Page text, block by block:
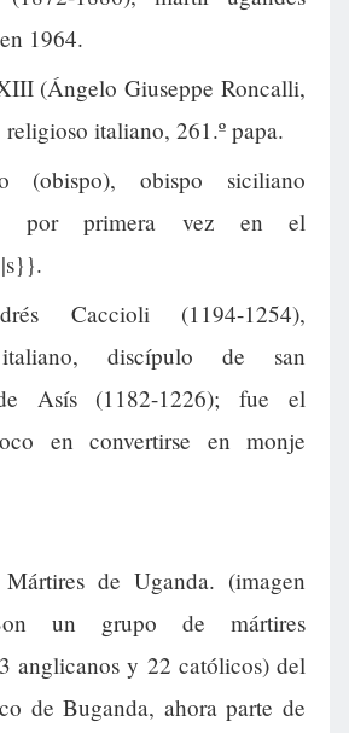
1964.
(Ángelo Giuseppe Roncalli,
italiano, 261.º papa.
(obispo), obispo siciliano
por primera vez en el
Caccioli (1194-1254),
italiano, discípulo de san
Asís (1182-1226); fue el
en convertirse en monje
de Uganda. (imagen
un grupo de mártires
anglicanos y 22 católicos) del
de Buganda, ahora parte de